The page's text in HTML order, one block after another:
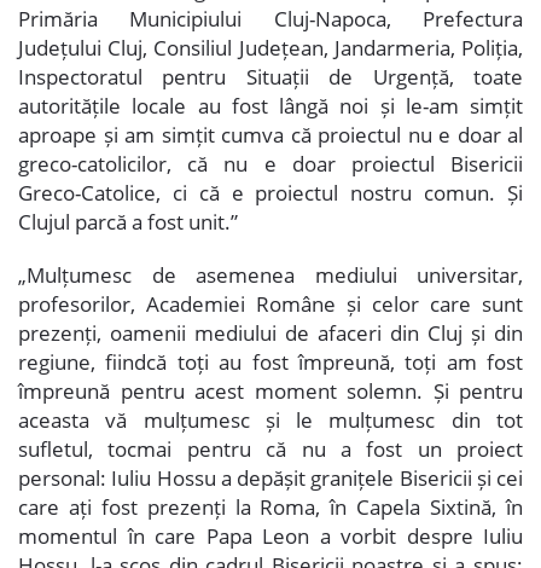
Primăria Municipiului Cluj-Napoca, Prefectura
Județului Cluj, Consiliul Județean, Jandarmeria, Poliția,
Inspectoratul pentru Situații de Urgență, toate
autoritățile locale au fost lângă noi și le-am simțit
aproape și am simțit cumva că proiectul nu e doar al
greco-catolicilor, că nu e doar proiectul Bisericii
Greco-Catolice, ci că e proiectul nostru comun. Și
Clujul parcă a fost unit.”
„Mulțumesc de asemenea mediului universitar,
profesorilor, Academiei Române și celor care sunt
prezenți, oamenii mediului de afaceri din Cluj și din
regiune, fiindcă toți au fost împreună, toți am fost
împreună pentru acest moment solemn. Și pentru
aceasta vă mulțumesc și le mulțumesc din tot
sufletul, tocmai pentru că nu a fost un proiect
personal: Iuliu Hossu a depășit granițele Bisericii și cei
care ați fost prezenți la Roma, în Capela Sixtină, în
momentul în care Papa Leon a vorbit despre Iuliu